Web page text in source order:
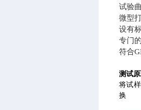
试验
微型
设有
专门
符合
测试
将试
换